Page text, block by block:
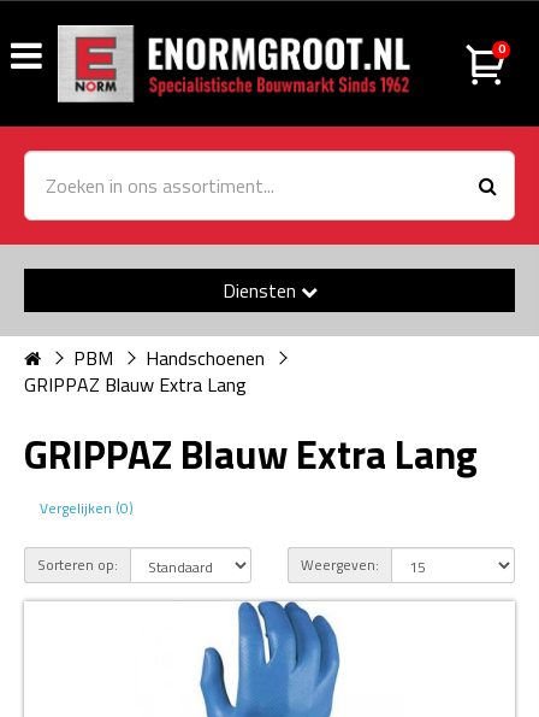
0
Diensten
PBM
Handschoenen
GRIPPAZ Blauw Extra Lang
GRIPPAZ Blauw Extra Lang
Vergelijken (0)
Sorteren op: Weergeven: